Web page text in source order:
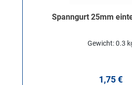
Spanngurt 25mm
Gewicht: 0.3
1,75 €